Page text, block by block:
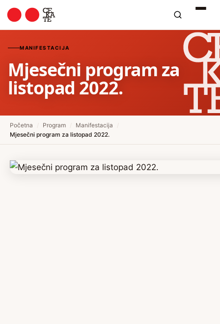
MANIFESTACIJA
Mjesečni program za
listopad 2022.
Početna Program Manifestacija
Mjesečni program za listopad 2022.